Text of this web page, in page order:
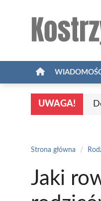
UWAGA!
Strona główna /
Jaki